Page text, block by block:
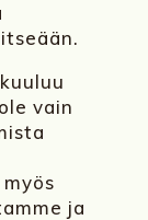
vain
ja